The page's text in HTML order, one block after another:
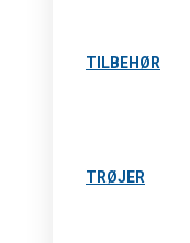
TILBEHØR
TRØJER